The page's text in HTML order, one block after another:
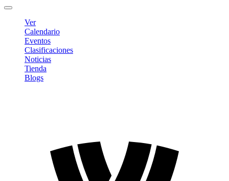
Ver
Calendario
Eventos
Clasificaciones
Noticias
Tienda
Blogs